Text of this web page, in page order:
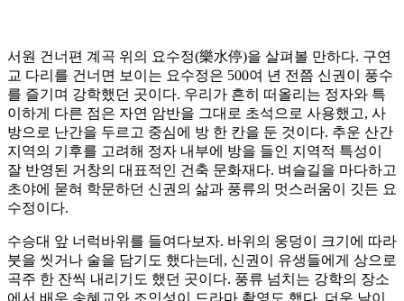
서원 건너편 계곡 위의 요수정(樂水停)을 살펴볼 만하다. 구연
교 다리를 건너면 보이는 요수정은 500여 년 전쯤 신권이 풍수
를 즐기며 강학했던 곳이다. 우리가 흔히 떠올리는 정자와 특
이하게 다른 점은 자연 암반을 그대로 초석으로 사용했고, 사
방으로 난간을 두르고 중심에 방 한 칸을 둔 것이다. 추운 산간
지역의 기후를 고려해 정자 내부에 방을 들인 지역적 특성이
잘 반영된 거창의 대표적인 건축 문화재다. 벼슬길을 마다하고
초야에 묻혀 학문하던 신권의 삶과 풍류의 멋스러움이 깃든 요
수정이다.
수승대 앞 너럭바위를 들여다보자. 바위의 웅덩이 크기에 따라
붓을 씻거나 술을 담기도 했다는데, 신권이 유생들에게 상으로
곡주 한 잔씩 내리기도 했던 곳이다. 풍류 넘치는 강학의 장소